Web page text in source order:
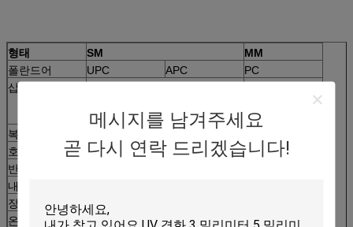
메시지를 남겨주세요
곧 다시 연락 드리겠습니다!
형태 SM
MM
폴란드어
UPC APC
PC
삽입 손실
복귀 손실
호환성
≤0.2dB
반복성
내구성
장력 강도
> 10kg
온도
≤0.2dB (- 40+85는 100 시간을 지탱합니다)